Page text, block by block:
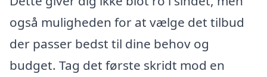
også muligheden for at vælge det tilbud
der passer bedst til dine behov og
budget. Tag det første skridt mod en